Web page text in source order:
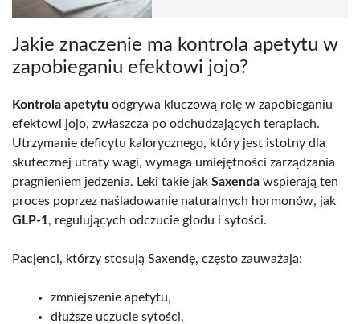
Jakie znaczenie ma kontrola apetytu w
zapobieganiu efektowi jojo?
Kontrola apetytu odgrywa kluczową rolę w zapobieganiu
efektowi jojo, zwłaszcza po odchudzających terapiach.
Utrzymanie deficytu kalorycznego, który jest istotny dla
skutecznej utraty wagi, wymaga umiejętności zarządzania
pragnieniem jedzenia. Leki takie jak Saxenda wspierają ten
proces poprzez naśladowanie naturalnych hormonów, jak
GLP-1, regulujących odczucie głodu i sytości.
Pacjenci, którzy stosują Saxendę, często zauważają:
zmniejszenie apetytu,
dłuższe uczucie sytości,